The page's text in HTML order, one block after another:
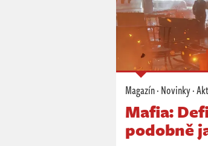
Magazín·Novinky·
Mafia:
podobně